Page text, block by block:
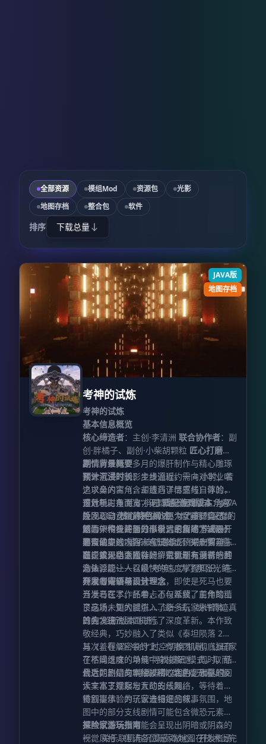
全部资源 模组Mod 资源包
光影
地图存档
整合包 软件
排序 下载总量
JAVA版
地图存档
考神的试炼
考神的试炼
基本信息概览
核心缔造者：主创·李清洲 联合协作者：副
创·胖橘子、副创·小柴胡颗粒 匠心打磨周
期：历经两个多月的爆肝制作与精心雕琢
预计沉浸时长：主线流程约需 4 小时；若
追求全内容（含主线与详尽支线）体验，
预计耗时 6 至 8 小时适配游戏版本：JAVA
版 1.21.1核心特色阐述：本作拥有深度的
剧情架构，并通过小说式的叙述方式展开
丰富的支线内容。在玩法上，彻底摒弃陈
旧模式，引入独特的解密机制与创新的互
动体验。
剧情背景概要
期末考试的阴影步步逼近，一向对学业嗤
之以鼻的主角，却遭遇了情感与自尊的双
重危机。在浏览“抖阳”短视频时，主角意
外发现自己倾慕已久的那个女孩，竟然频
繁为一个专注于分享学习干货的“学霸”点
赞互动。
这对于主角而言，无疑是一记重击！为了
挽回心动女生的关注，更为了重塑自己在
她心中积极正面的形象，主角痛下决心：
必须依靠这次期末考试的成绩来一雪前
耻，实现华丽逆袭。
然而，传统的努力似乎远水解不了近渴，
而传说中的“量子波动速读”不仅操作门槛
高，效果也令人存疑。究竟还有没有一种
方法，能让人以最快的速度掌握知识，在
期末考中斩获高分？
在走投无路之际，一个荒诞却充满诱惑的
念头浮现——召唤“考神”。为了那张光鲜
亮丽的成绩单，这一次，即使是死马也要
当活马医了。怀着忐忑与希冀，主角踏上
了这场未知的试炼……试一试，或许奇迹真
的会发生？
开发者寄语与设计理念
开发者在本作品中，不仅延续了前作的精
良品质，更大胆引入了诸多玩家未曾体验
过的“船新版本”机制。
首先，玩法层面进行了深度革新。本作致
敬经典，巧妙融入了类似《泰坦陨落 2》
与《羞辱 2》中的“时空切换”机制，让玩家
在不同维度的场景中穿梭解谜。同时，结
合近期热门的“寻找异常”类游戏元素，极
大丰富了观察与互动的乐趣。
其次，在解密设计上，作者团队彻底摒弃
了枯燥乏味的单纯“寻找按钮”模式。取而
代之的，是与剧情紧密咬合的逻辑谜题。
最后，剧情文本经过精心润色，大量的阅
读文本支撑起宏大的支线网络，等待着注
重叙事体验的玩家去细细品味。
特别提示：为了营造特定的叙事氛围，地
图中的部分支线剧情可能包含微恐元素；
某些试炼场景可能会呈现出阴暗或阴森的
视觉风格。但请各位玩家放心，开发者承
探险家游玩指南
一、 关于联机与沉浸感 本地图在技术上完